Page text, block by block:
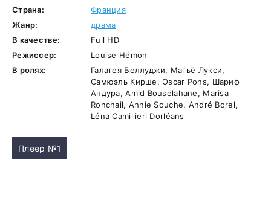
Страна:
Франция
Жанр:
драма
В качестве:
Full HD
Режиссер:
Louise Hémon
В ролях:
Галатея Беллуджи, Матьё Лукси,
Самюэль Кирше, Oscar Pons, Шариф
Андура, Amid Bouselahane, Marisa
Ronchail, Annie Souche, André Borel,
Léna Camillieri Dorléans
Плеер №1